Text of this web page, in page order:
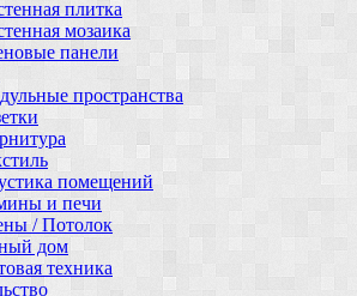
плитка
мозаика
панели
пространства
помещений
и печи
/ Потолок
дом
техника